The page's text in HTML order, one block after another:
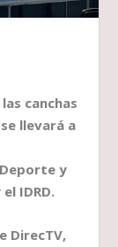
canchas
llevará a
y
IDRD.
DirecTV,